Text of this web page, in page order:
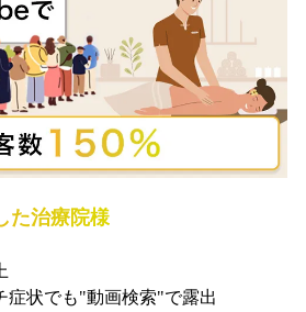
た治療院様
症状でも"動画検索"で露出